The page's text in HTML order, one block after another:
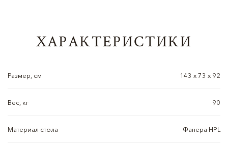
ХАРАКТЕРИСТИКИ
Размер, см 143 х 73 х 92
Вес, кг 90
Материал стола Фанера HPL